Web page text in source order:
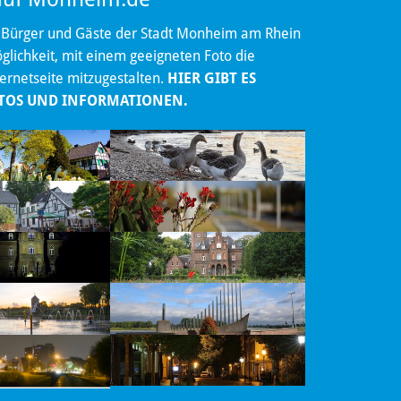
und Gäste der Stadt Monheim am Rhein
mit einem geeigneten Foto die
mitzugestalten. HIER GIBT ES
UND INFORMATIONEN.